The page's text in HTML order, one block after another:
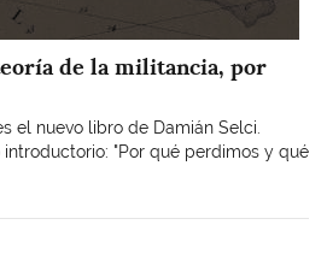
de la militancia, por
el nuevo libro de Damián Selci.
"Por qué perdimos y qué